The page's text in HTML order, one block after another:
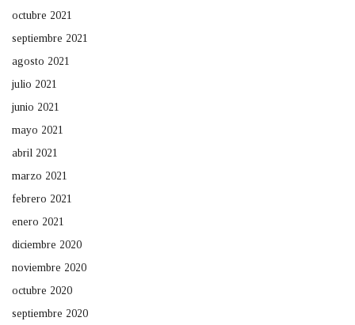
octubre 2021
septiembre 2021
agosto 2021
julio 2021
junio 2021
mayo 2021
abril 2021
marzo 2021
febrero 2021
enero 2021
diciembre 2020
noviembre 2020
octubre 2020
septiembre 2020